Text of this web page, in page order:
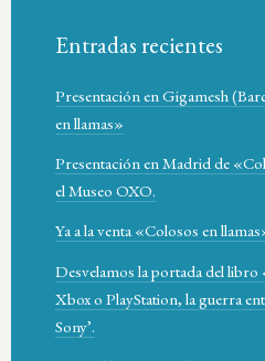
Entradas recientes
Presentación en Gigamesh
en llamas»
Presentación en Madrid de
el Museo OXO.
Ya a la venta «Colosos en
Desvelamos la portada del libro
Xbox o PlayStation, la guerra
Sony’.